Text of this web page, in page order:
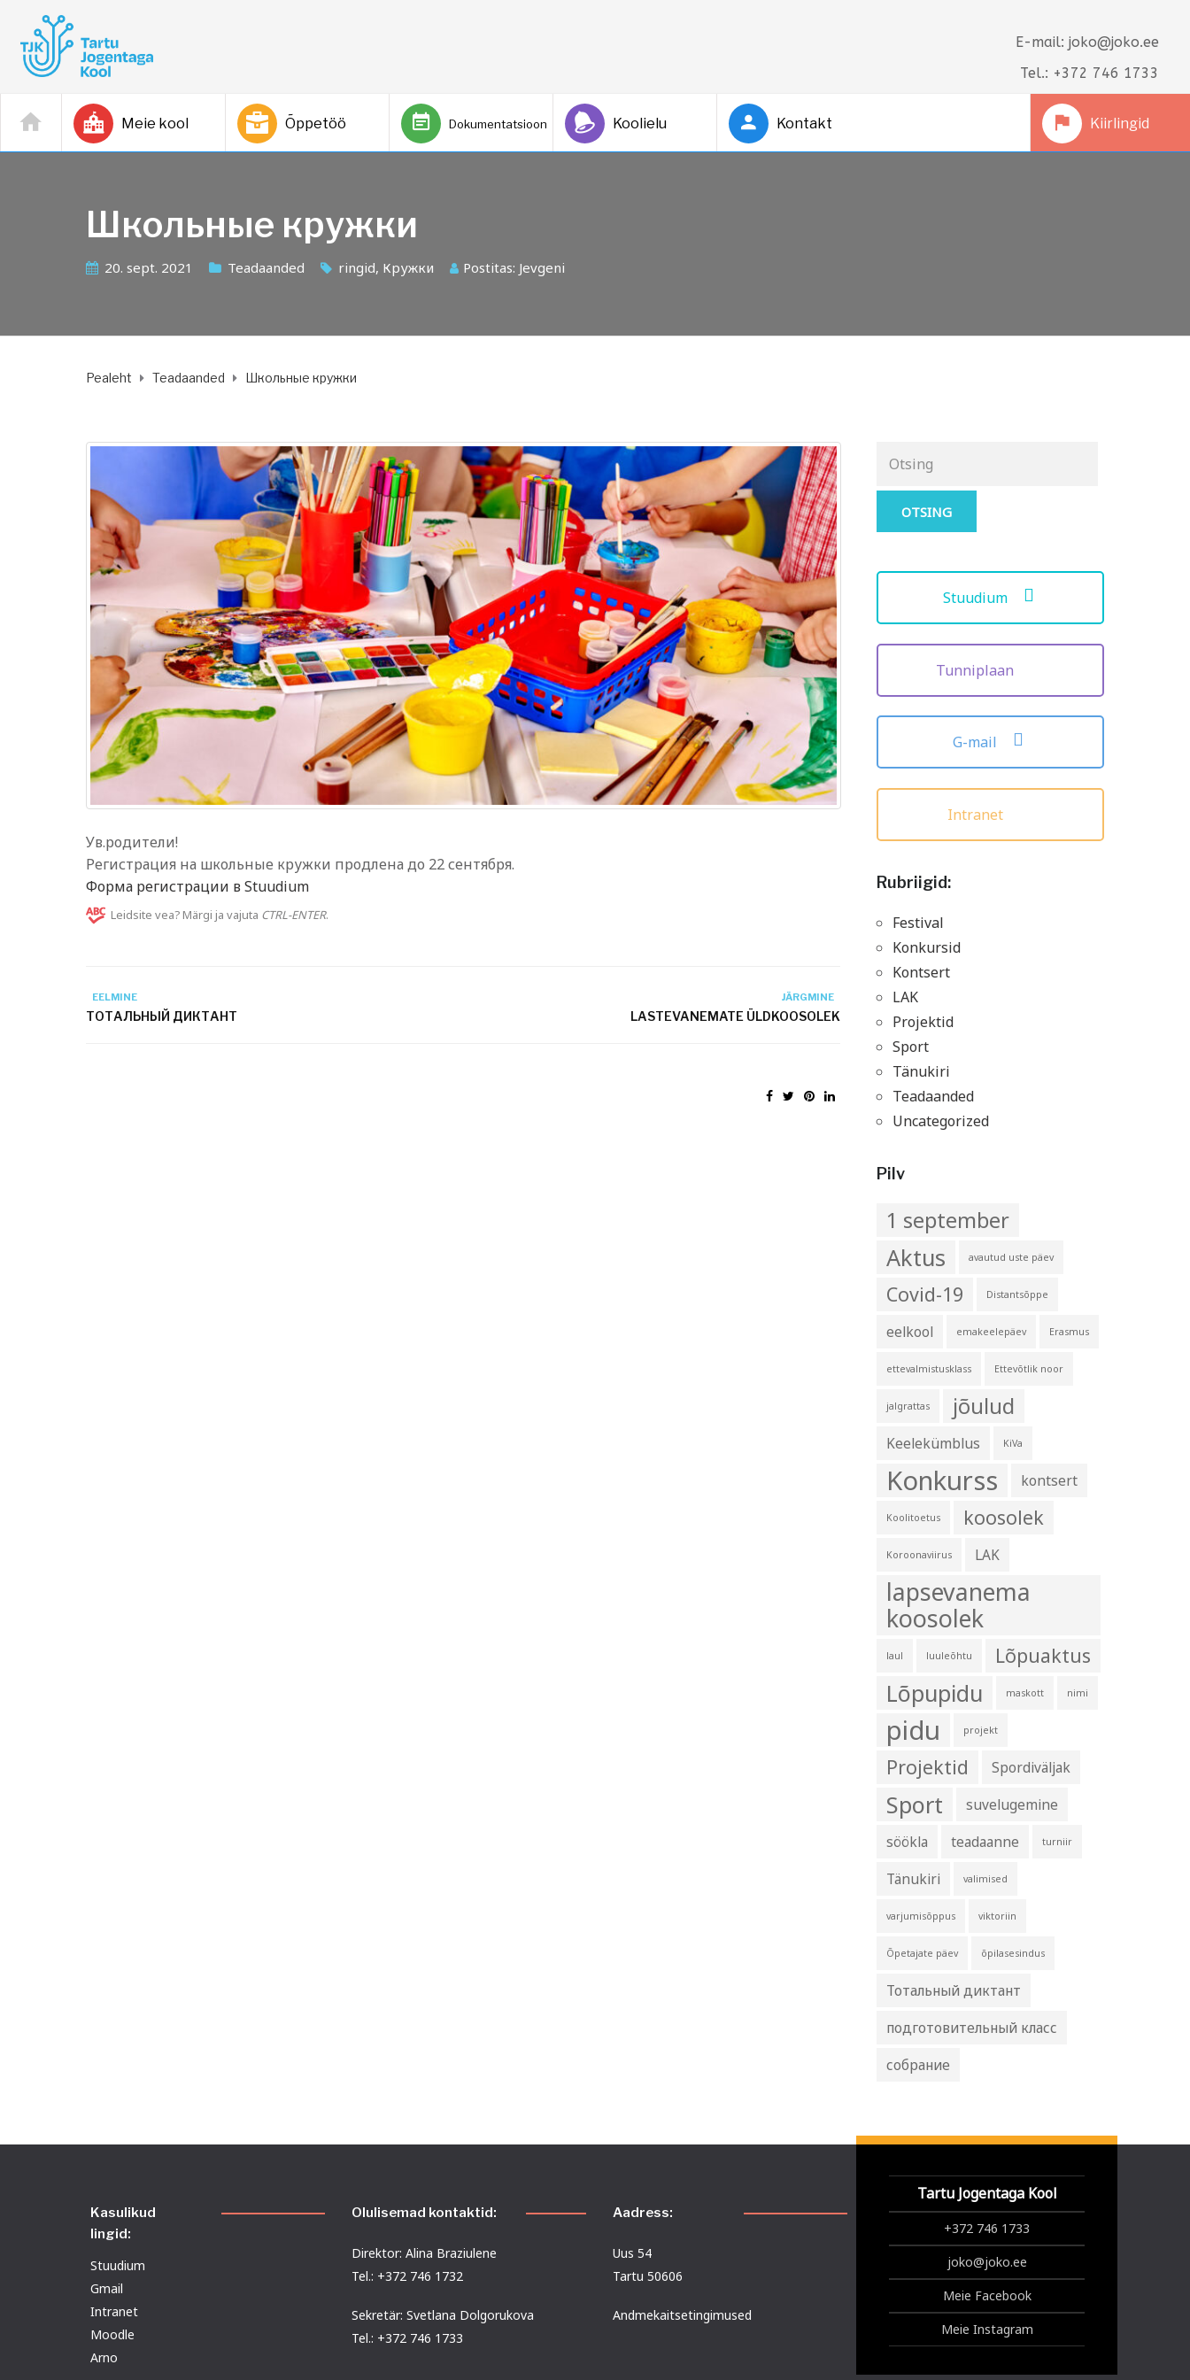
E-mail: joko@joko.ee
Tel.: +372 746 1733
Meie kool Õppetöö Dokumentatsioon Koolielu Kontakt Kiirlingid
Школьные кружки
20. sept. 2021 Teadaanded ringid, Кружки Postitas: Jevgeni
Pealeht Teadaanded Школьные кружки
Ув.родители!
Регистрация на школьные кружки продлена до 22 сентября.
Форма регистрации в Stuudium
Leidsite vea? Märgi ja vajuta CTRL-ENTER.
EELMINE
ТОТАЛЬНЫЙ ДИКТАНТ
JÄRGMINE
LASTEVANEMATE ÜLDKOOSOLEK
for:
Stuudium
Tunniplaan
G-mail
Intranet
Rubriigid:
Festival
Konkursid
Kontsert
LAK
Projektid
Sport
Tänukiri
Teadaanded
Uncategorized
Pilv
1 september
Aktus avautud uste päev
Covid-19 Distantsõppe
eelkool emakeelepäev Erasmus
ettevalmistusklass Ettevõtlik noor
jalgrattas jõulud
Keelekümblus KiVa
Konkurss kontsert
Koolitoetus koosolek
Koroonaviirus LAK
lapsevanema
koosolek
laul luuleõhtu Lõpuaktus
Lõpupidu maskott nimi
pidu projekt
Projektid Spordiväljak
Sport
suvelugemine
söökla
teadaanne turniir
Tänukiri valimised
varjumisõppus viktoriin
Õpetajate päev õpilasesindus
Тотальный диктант
подготовительный класс
собрание
Kasulikud
lingid:
Stuudium
Gmail
Intranet
Moodle
Arno
Olulisemad kontaktid:
Direktor: Alina Braziulene
Tel.: +372 746 1732
Sekretär: Svetlana Dolgorukova
Tel.: +372 746 1733
Aadress:
Uus 54
Tartu 50606
Andmekaitsetingimused
Tartu Jogentaga Kool
+372 746 1733
joko@joko.ee
Meie Facebook
Meie Instagram